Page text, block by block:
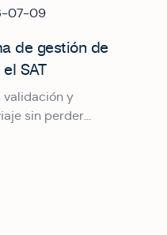
07-09
de gestión de
SAT
validación y
sin perder